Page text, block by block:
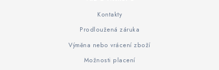
Kontakty
Prodloužená záruka
Výměna nebo vrácení zboží
Možnosti placení